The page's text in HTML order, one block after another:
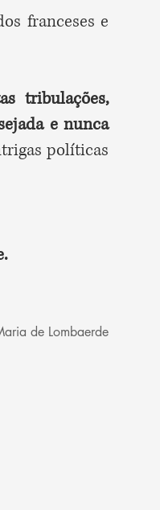
franceses e
tribulações,
e nunca
políticas
de Lombaerde